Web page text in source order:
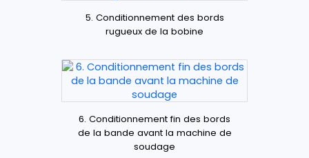
5. Conditionnement des bords
rugueux de la bobine
6. Conditionnement fin des bords
de la bande avant la machine de
soudage